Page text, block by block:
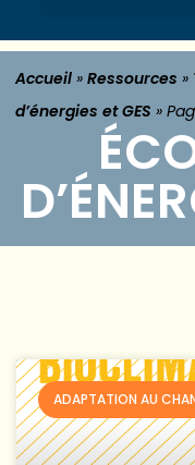
Accueil »Ressources »
d’énergies et GES »
ADAPTATION AU